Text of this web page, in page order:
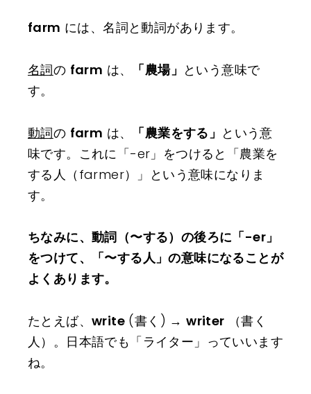
farm には、名詞と動詞があります。
名詞の farm は、 「農場」 という意味で
す。
動詞の farm は、 「農業をする」 という意
味です。これに「-er」をつけると「農業を
する人（farmer）」という意味になりま
す。
ちなみに、動詞（〜する）の後ろに「-er」
をつけて、「〜する人」の意味になることが
よくあります。
たとえば、 write (書く) →writer （書く
人）。日本語でも「ライター」っていいます
ね。